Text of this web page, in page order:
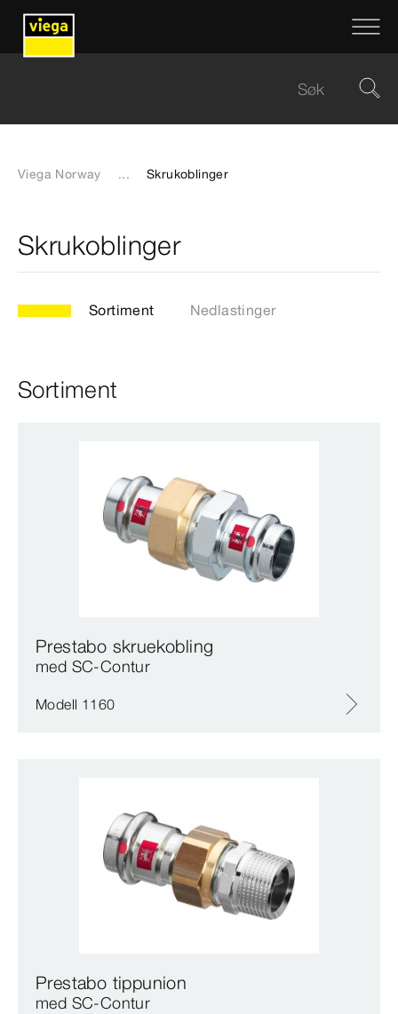
Viega Norway ... Skrukoblinger
Skrukoblinger
Sortiment Nedlastinger
Sortiment
Prestabo skruekobling
med SC‑Contur
Modell 1160
Prestabo tippunion
med SC‑Contur